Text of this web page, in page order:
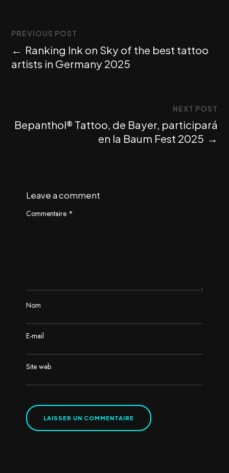
PREVIOUS POST
← Ranking Ink on Sky of the best tattoo
artists in Germany 2025
NEXT POST
Bepanthol® Tattoo, de Bayer, participará
en la Baum Fest 2025 →
Leave a comment
Commentaire *
Nom
E-mail
Site web